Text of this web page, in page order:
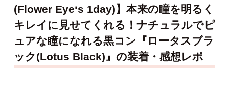
(Flower Eye‘s 1day)】本来の瞳を明るく
キレイに見せてくれる！ナチュラルでピ
ュアな瞳になれる黒コン『ロータスブラ
ック(Lotus Black)』の装着・感想レポ